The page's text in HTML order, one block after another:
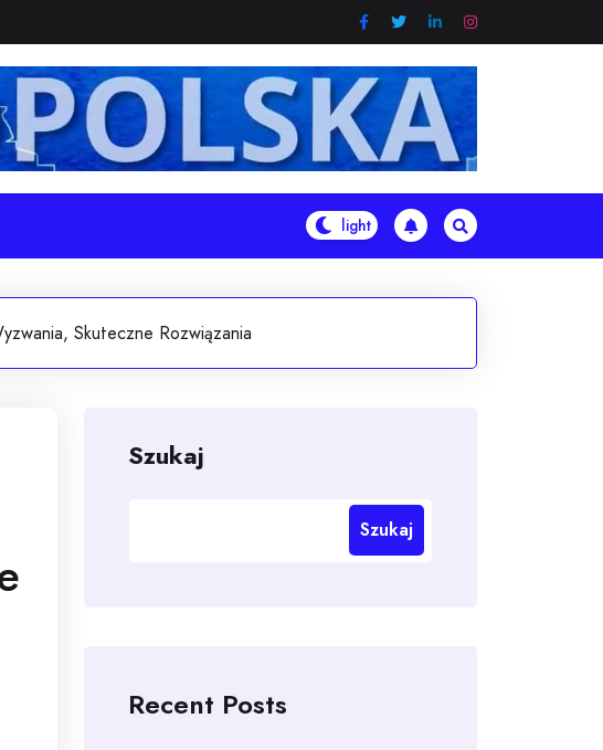
Skuteczne Rozwiązania
Szukaj
Szukaj
Recent Posts